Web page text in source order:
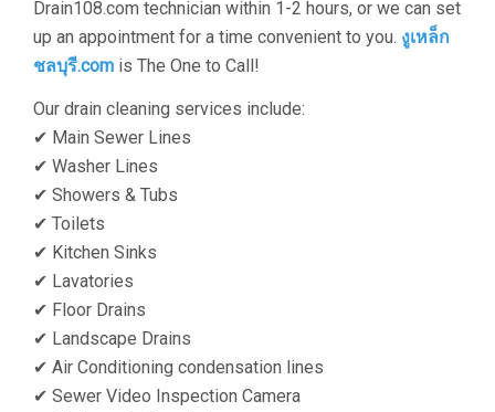
Drain108.com technician within 1-2 hours, or we can set
up an appointment for a time convenient to you. งูเหล็ก
ชลบุรี.com is The One to Call!
Our drain cleaning services include:
✔ Main Sewer Lines
✔ Washer Lines
✔ Showers & Tubs
✔ Toilets
✔ Kitchen Sinks
✔ Lavatories
✔ Floor Drains
✔ Landscape Drains
✔ Air Conditioning condensation lines
✔ Sewer Video Inspection Camera